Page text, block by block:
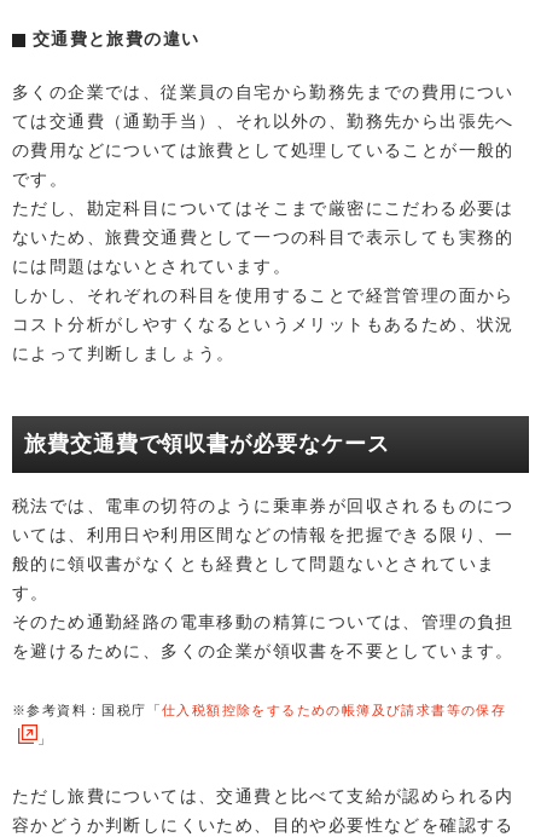
交通費と旅費の違い
多くの企業では、従業員の自宅から勤務先までの費用につい
ては交通費（通勤手当）、それ以外の、勤務先から出張先へ
の費用などについては旅費として処理していることが一般的
です。
ただし、勘定科目についてはそこまで厳密にこだわる必要は
ないため、旅費交通費として一つの科目で表示しても実務的
には問題はないとされています。
しかし、それぞれの科目を使用することで経営管理の面から
コスト分析がしやすくなるというメリットもあるため、状況
によって判断しましょう。
旅費交通費で領収書が必要なケース
税法では、電車の切符のように乗車券が回収されるものにつ
いては、利用日や利用区間などの情報を把握できる限り、一
般的に領収書がなくとも経費として問題ないとされていま
す。
そのため通勤経路の電車移動の精算については、管理の負担
を避けるために、多くの企業が領収書を不要としています。
※参考資料：国税庁「仕入税額控除をするための帳簿及び請求書等の保存
」
ただし旅費については、交通費と比べて支給が認められる内
容かどうか判断しにくいため、目的や必要性などを確認する